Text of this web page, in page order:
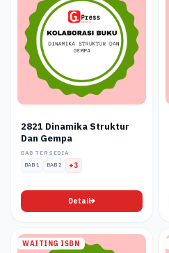
2821 Dinamika Struktur
Dan Gempa
BAB TERSEDIA:
BAB 1
BAB 2 +3
Detail
WAITING ISBN